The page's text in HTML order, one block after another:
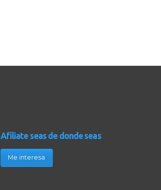
Afíliate seas de donde seas
Me interesa